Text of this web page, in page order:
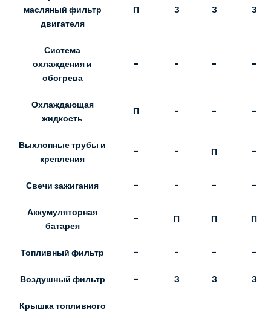
масляный фильтр
двигателя
П З З З
Система
охлаждения и
обогрева
- - - -
Охлаждающая
жидкость
П - - -
Выхлопные трубы и
крепления
- - П -
Свечи зажигания - - - -
Аккумуляторная
батарея
- П П П
Топливный фильтр - - - -
Воздушный фильтр - З З З
Крышка топливного